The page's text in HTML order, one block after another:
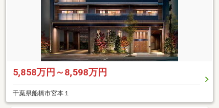
5,858万円～8,598万円
千葉県船橋市宮本１